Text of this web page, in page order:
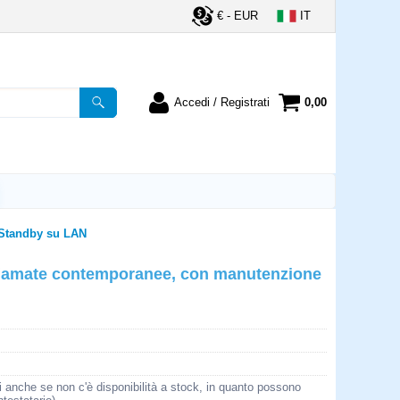
€ - EUR IT
Accedi / Registrati
password e poi
"Accedi"
password?
0,00
su LAN
contemporanee, con manutenzione
se non c'è disponibilità a stock, in quanto possono